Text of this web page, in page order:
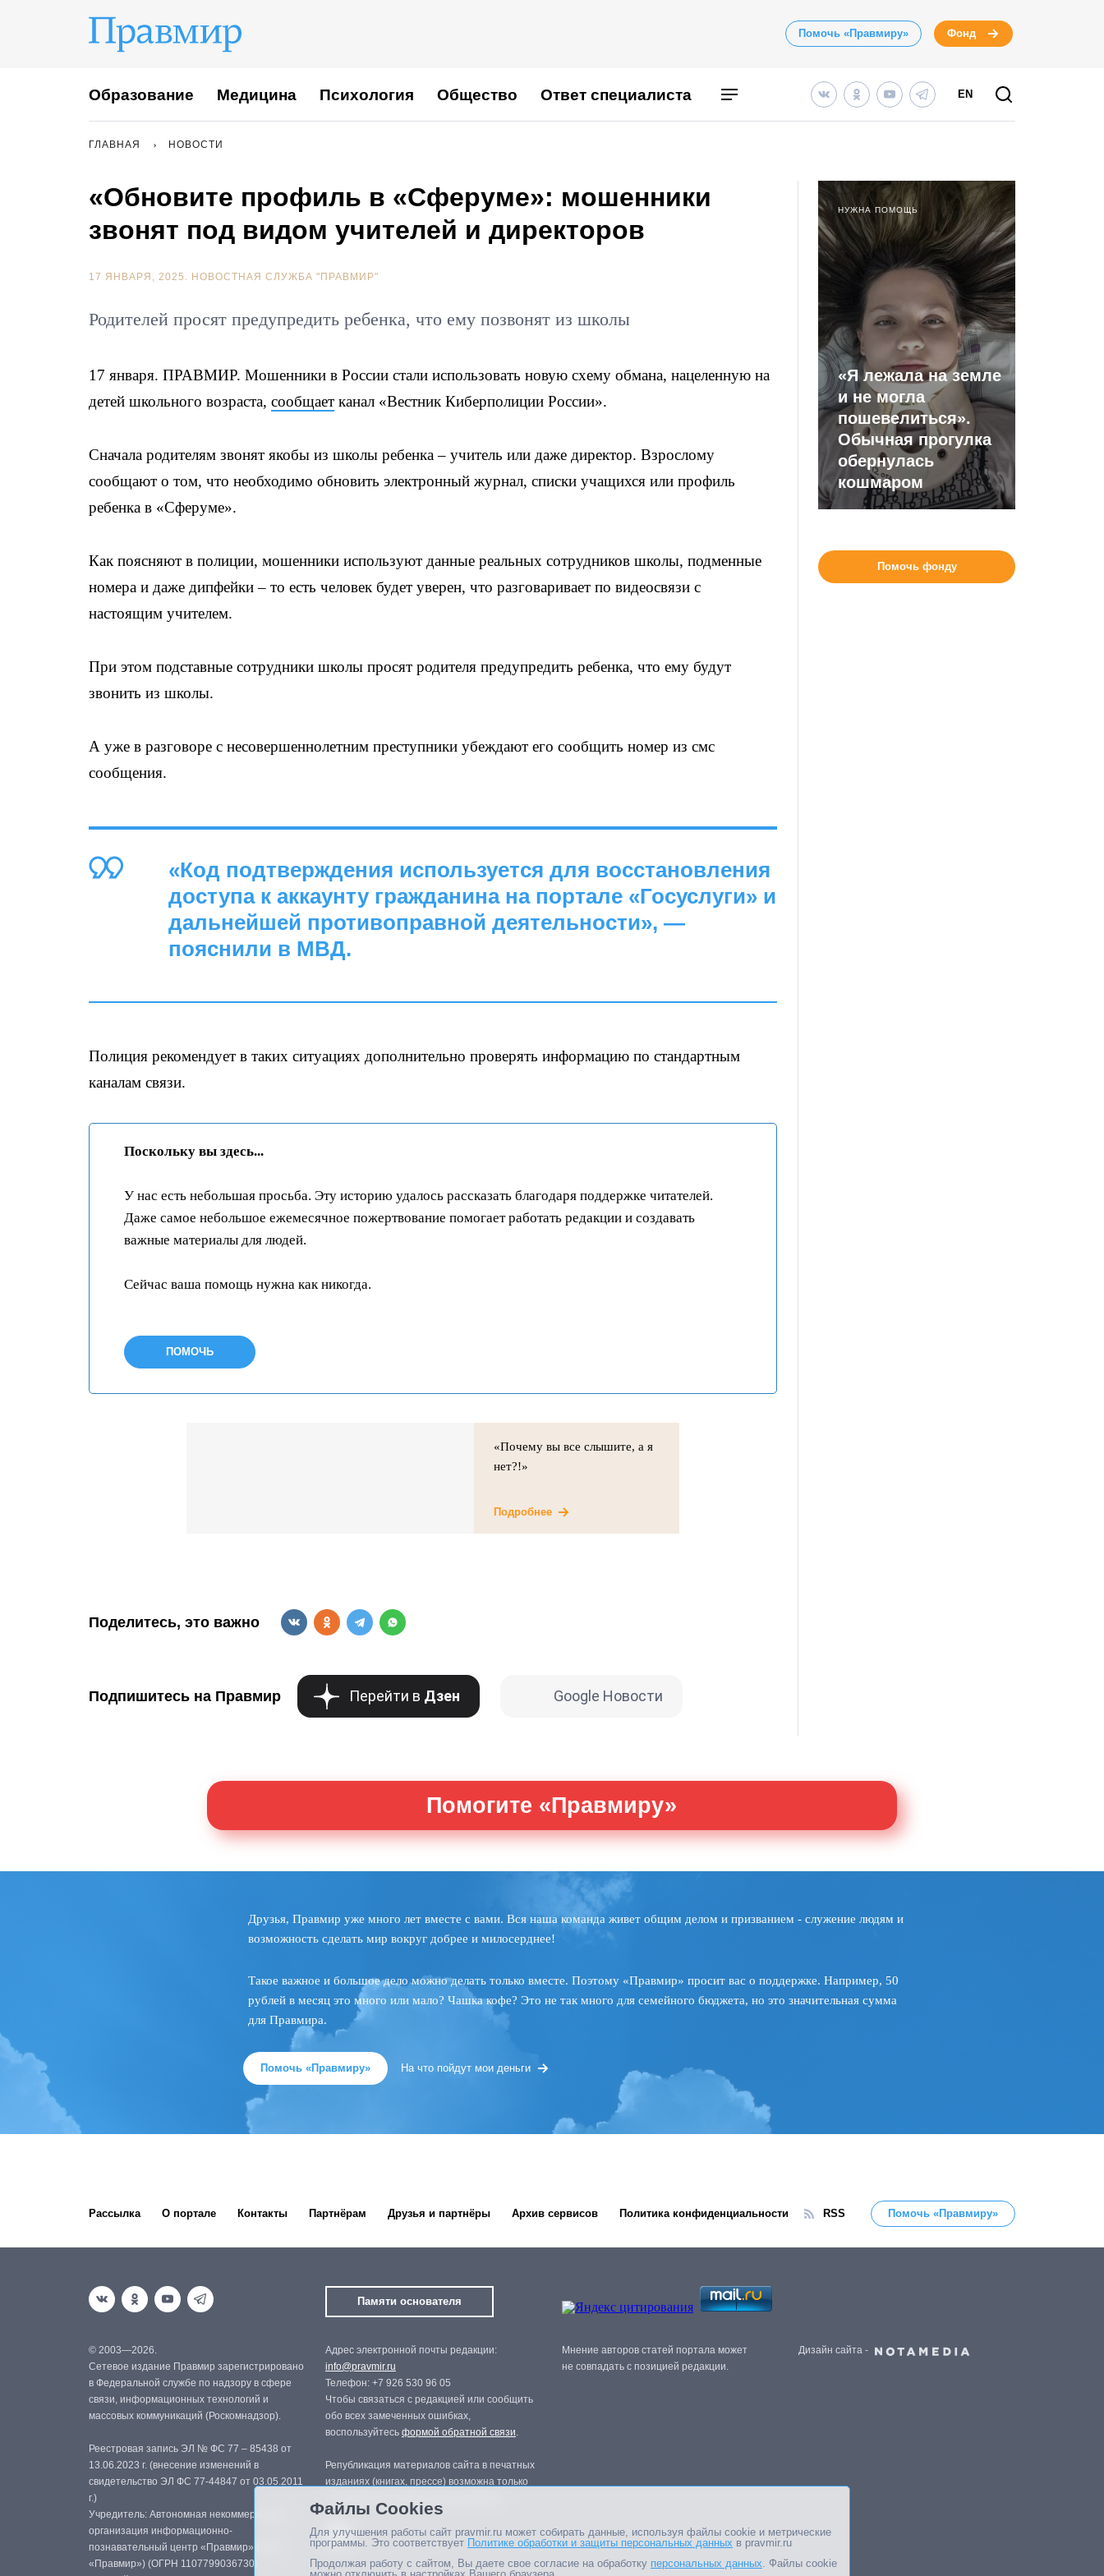
Помочь «Правмиру» Фонд
Образование Медицина Психология Общество Ответ специалиста EN
ГЛАВНАЯ НОВОСТИ
«Обновите профиль в «Сферуме»: мошенники
звонят под видом учителей и директоров
17 ЯНВАРЯ, 2025. НОВОСТНАЯ СЛУЖБА "ПРАВМИР"
Родителей просят предупредить ребенка, что ему позвонят из школы
17 января. ПРАВМИР. Мошенники в России стали использовать новую схему обмана, нацеленную на
детей школьного возраста, сообщает канал «Вестник Киберполиции России».
Сначала родителям звонят якобы из школы ребенка – учитель или даже директор. Взрослому
сообщают о том, что необходимо обновить электронный журнал, списки учащихся или профиль
ребенка в «Сферуме».
Как поясняют в полиции, мошенники используют данные реальных сотрудников школы, подменные
номера и даже дипфейки – то есть человек будет уверен, что разговаривает по видеосвязи с
настоящим учителем.
При этом подставные сотрудники школы просят родителя предупредить ребенка, что ему будут
звонить из школы.
А уже в разговоре с несовершеннолетним преступники убеждают его сообщить номер из смс
сообщения.
«Код подтверждения используется для восстановления
доступа к аккаунту гражданина на портале «Госуслуги» и
дальнейшей противоправной деятельности», —
пояснили в МВД.
Полиция рекомендует в таких ситуациях дополнительно проверять информацию по стандартным
каналам связи.
Поскольку вы здесь...
У нас есть небольшая просьба. Эту историю удалось рассказать благодаря поддержке читателей.
Даже самое небольшое ежемесячное пожертвование помогает работать редакции и создавать
важные материалы для людей.
Сейчас ваша помощь нужна как никогда.
ПОМОЧЬ
«Почему вы все слышите, а я
нет?!»
Подробнее
Поделитесь, это важно
Подпишитесь на Правмир Перейти в Дзен Google Новости
НУЖНА ПОМОЩЬ
«Я лежала на земле
и не могла
пошевелиться».
Обычная прогулка
обернулась
кошмаром
Помочь фонду
Помогите «Правмиру»
Друзья, Правмир уже много лет вместе с вами. Вся наша команда живет общим делом и призванием - служение людям и
возможность сделать мир вокруг добрее и милосерднее!
Такое важное и большое дело можно делать только вместе. Поэтому «Правмир» просит вас о поддержке. Например, 50
рублей в месяц это много или мало? Чашка кофе? Это не так много для семейного бюджета, но это значительная сумма
для Правмира.
Помочь «Правмиру» На что пойдут мои деньги
Рассылка О портале Контакты Партнёрам Друзья и партнёры Архив сервисов Политика конфиденциальности RSS Помочь «Правмиру»
Памяти основателя
© 2003—2026.
Сетевое издание Правмир зарегистрировано
в Федеральной службе по надзору в сфере
связи, информационных технологий и
массовых коммуникаций (Роскомнадзор).
Реестровая запись ЭЛ № ФС 77 – 85438 от
13.06.2023 г. (внесение изменений в
свидетельство ЭЛ ФС 77-44847 от 03.05.2011
г.)
Учредитель: Автономная некоммерческая
организация информационно-
познавательный центр «Правмир» (АНО
«Правмир») (ОГРН 1107799036730)
Адрес электронной почты редакции:
info@pravmir.ru
Телефон: +7 926 530 96 05
Чтобы связаться с редакцией или сообщить
обо всех замеченных ошибках,
воспользуйтесь формой обратной связи.
Републикация материалов сайта в печатных
изданиях (книгах, прессе) возможна только
Мнение авторов статей портала может
не совпадать с позицией редакции.
Дизайн сайта -
Файлы Cookies
Для улучшения работы сайт pravmir.ru может собирать данные, используя файлы cookie и метрические
программы. Это соответствует Политике обработки и защиты персональных данных в pravmir.ru
Продолжая работу с сайтом, Вы даете свое согласие на обработку персональных данных. Файлы cookie